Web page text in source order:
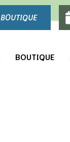
BOUTIQUE
BOUTIQUE